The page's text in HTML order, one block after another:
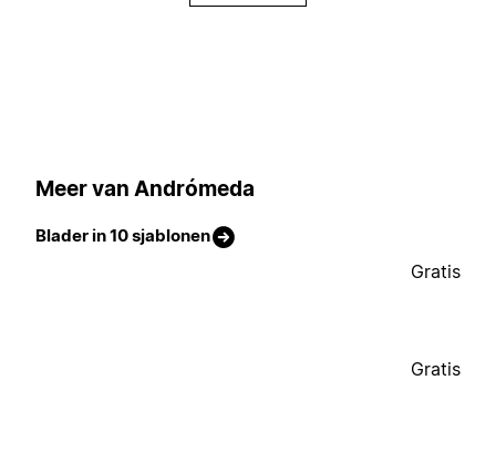
Meer van Andrómeda
Blader in 10 sjablonen
Gratis
Gratis